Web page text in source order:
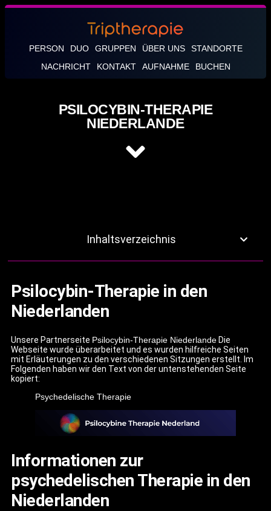
PERSON DUO GRUPPEN ÜBER UNS
STANDORTE
NACHRICHT
KONTAKT AUFNAHME BUCHEN
PSILOCYBIN-THERAPIE
NIEDERLANDE
Inhaltsverzeichnis
Psilocybin-Therapie in den
Niederlanden
Unsere Partnerseite Psilocybin-Therapie Niederlande Die
Webseite wurde überarbeitet und es wurden hilfreiche Seiten
mit Erläuterungen zu den verschiedenen Sitzungen erstellt. Im
Folgenden haben wir den Text von der untenstehenden Seite
kopiert:
Psychedelische Therapie
Informationen zur
psychedelischen Therapie in den
Niederlanden